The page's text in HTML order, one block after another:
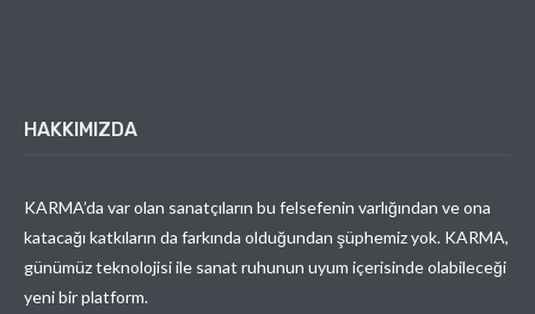
HAKKIMIZDA
KARMA’da var olan sanatçıların bu felsefenin varlığından ve ona
katacağı katkıların da farkında olduğundan şüphemiz yok. KARMA,
günümüz teknolojisi ile sanat ruhunun uyum içerisinde olabileceği
yeni bir platform.